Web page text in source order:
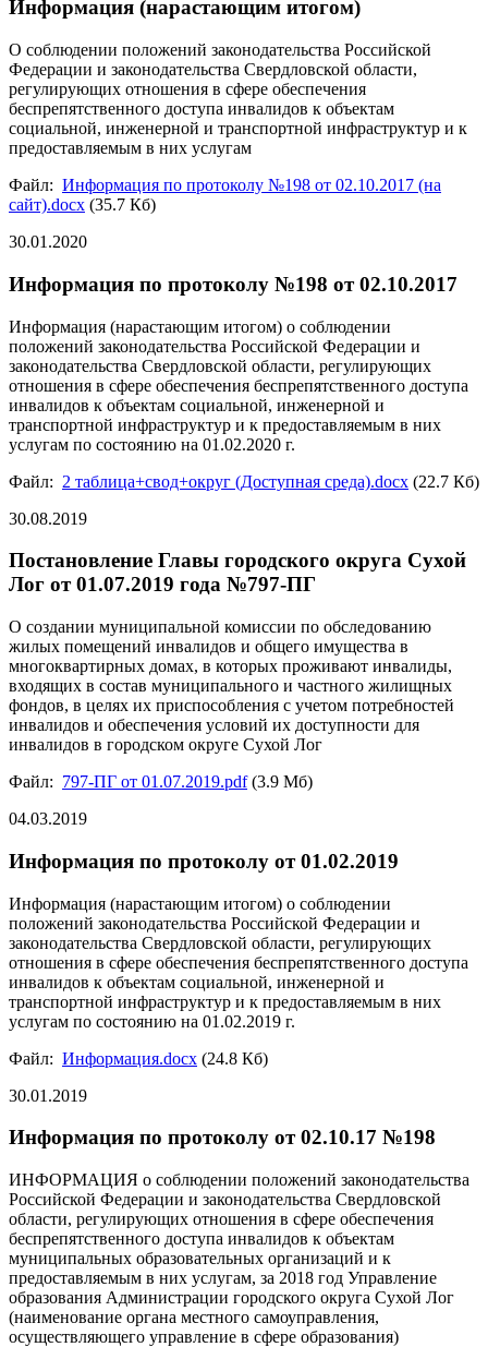
Информация (нарастающим итогом)
О соблюдении положений законодательства Российской
Федерации и законодательства Свердловской области,
регулирующих отношения в сфере обеспечения
беспрепятственного доступа инвалидов к объектам
социальной, инженерной и транспортной инфраструктур и к
предоставляемым в них услугам
Файл: Информация по протоколу №198 от 02.10.2017 (на
сайт).docx (35.7 Кб)
30.01.2020
Информация по протоколу №198 от 02.10.2017
Информация (нарастающим итогом) о соблюдении
положений законодательства Российской Федерации и
законодательства Свердловской области, регулирующих
отношения в сфере обеспечения беспрепятственного доступа
инвалидов к объектам социальной, инженерной и
транспортной инфраструктур и к предоставляемым в них
услугам по состоянию на 01.02.2020 г.
Файл: 2 таблица+свод+округ (Доступная среда).docx (22.7 Кб)
30.08.2019
Постановление Главы городского округа Сухой
Лог от 01.07.2019 года №797-ПГ
О создании муниципальной комиссии по обследованию
жилых помещений инвалидов и общего имущества в
многоквартирных домах, в которых проживают инвалиды,
входящих в состав муниципального и частного жилищных
фондов, в целях их приспособления с учетом потребностей
инвалидов и обеспечения условий их доступности для
инвалидов в городском округе Сухой Лог
Файл: 797-ПГ от 01.07.2019.pdf(3.9 Мб)
04.03.2019
Информация по протоколу от 01.02.2019
Информация (нарастающим итогом) о соблюдении
положений законодательства Российской Федерации и
законодательства Свердловской области, регулирующих
отношения в сфере обеспечения беспрепятственного доступа
инвалидов к объектам социальной, инженерной и
транспортной инфраструктур и к предоставляемым в них
услугам по состоянию на 01.02.2019 г.
Файл: Информация.docx (24.8 Кб)
30.01.2019
Информация по протоколу от 02.10.17 №198
ИНФОРМАЦИЯ о соблюдении положений законодательства
Российской Федерации и законодательства Свердловской
области, регулирующих отношения в сфере обеспечения
беспрепятственного доступа инвалидов к объектам
муниципальных образовательных организаций и к
предоставляемым в них услугам, за 2018 год Управление
образования Администрации городского округа Сухой Лог
(наименование органа местного самоуправления,
осуществляющего управление в сфере образования)